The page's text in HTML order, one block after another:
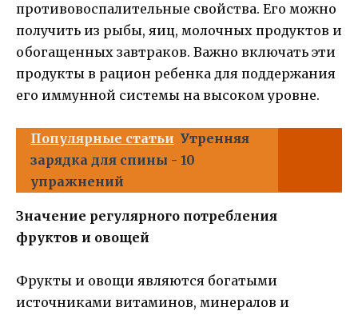
противовоспалительные свойства. Его можно
получить из рыбы, яиц, молочных продуктов и
обогащенных завтраков. Важно включать эти
продукты в рацион ребенка для поддержания
его иммунной системы на высоком уровне.
Популярные статьи Утренняя
зарядка для спины - 10
упражнений
Значение регулярного потребления
фруктов и овощей
Фрукты и овощи являются богатыми
источниками витаминов, минералов и